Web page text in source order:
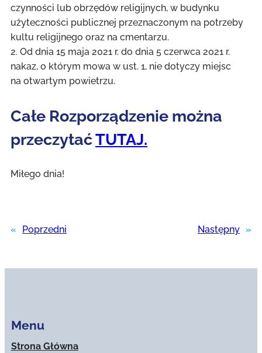
czynności lub obrzędów religijnych, w budynku
użyteczności publicznej przeznaczonym na potrzeby
kultu religijnego oraz na cmentarzu.
2. Od dnia 15 maja 2021 r. do dnia 5 czerwca 2021 r.
nakaz, o którym mowa w ust. 1, nie dotyczy miejsc
na otwartym powietrzu.
Całe Rozporządzenie można
przeczytaćTUTAJ.
Miłego dnia!
« Poprzedni Następny »
Menu
Strona Główna